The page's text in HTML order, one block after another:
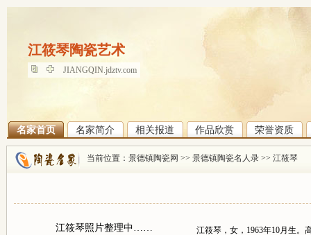
江筱琴陶瓷艺术
江筱琴陶瓷艺术
JIANGQIN.jdztv.com
名家首页 名家简介 相关报道 作品欣赏 荣誉资质
当前位置： 景德镇陶瓷网 >> 景德镇陶瓷名人录 >> 江筱琴
江筱琴照片整理中…… 江筱琴，女，1963年10月生。